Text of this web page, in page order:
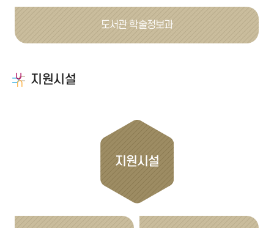
도서관 학술정보과
지원시설
지원시설